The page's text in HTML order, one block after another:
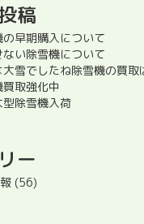
稿
の早期購入について
ない除雪機について
雪でしたね除雪機の買取
買取強化中
型除雪機入荷
ー
(56)